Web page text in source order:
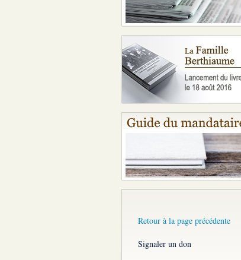
Retour à la page précédente
Signaler un don